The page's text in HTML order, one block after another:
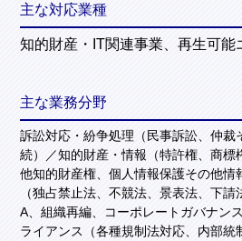
主な対応業種
知的財産・IT関連事業、再生可能
主な業務分野
訴訟対応・紛争処理（民事訴訟、仲裁
続）／知的財産・情報（特許権、商標
他知的財産権、個人情報保護その他情
（独占禁止法、不競法、景表法、下
A、組織再編、コーポレートガバナン
ライアンス（各種規制法対応、内部統